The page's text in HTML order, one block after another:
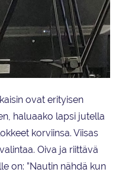
ovat erityisen
haluaako lapsi jutella
korviinsa. Viisas
Oiva ja riittävä
on: ”Nautin nähdä kun